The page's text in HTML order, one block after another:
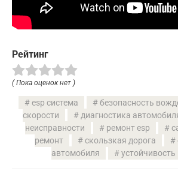
Рейтинг
( Пока оценок нет )
esp система безопасность
скорости
диагностика
неисправности
ремонт esp
ремонт
скользкая дорога
автомобиля